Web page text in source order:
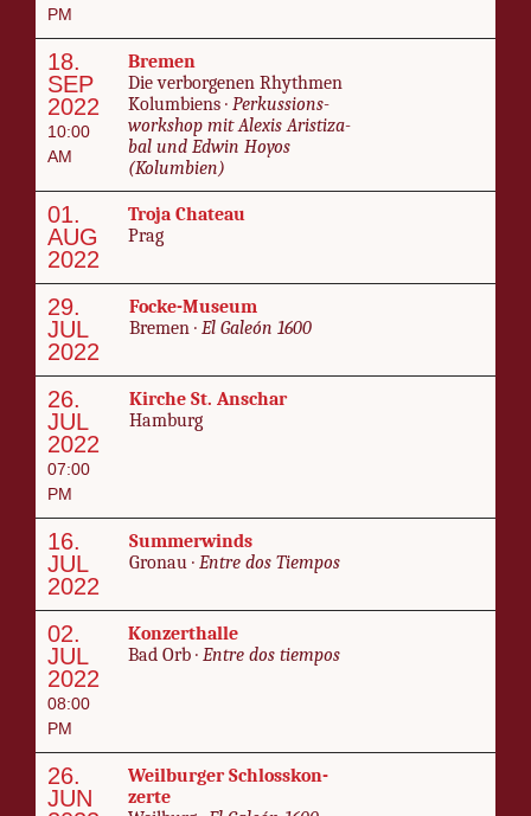
PM
18.
SEP
2022
10:00
AM
Bre­men
Die ver­bor­ge­nen Rhyth­men
Kolumbi­ens · Per­kus­sions­
work­shop mit Alex­is Aris­ti­z­a­
bal und Ed­win Hoyos
(Kolumbi­en)
01.
AUG
2022
Tro­ja Chateau
Prag
29.
JUL
2022
Focke-Mu­se­um
Bre­men · El Galeón 1600
26.
JUL
2022
07:00
PM
Kirche St. An­schar
Ham­burg
16.
JUL
2022
Sum­mer­winds
Gronau · En­tre dos Tiem­pos
02.
JUL
2022
08:00
PM
Konz­erthalle
Bad Orb · En­tre dos tiem­pos
26.
JUN
Weil­burg­er Schloss­kon­
zer­te